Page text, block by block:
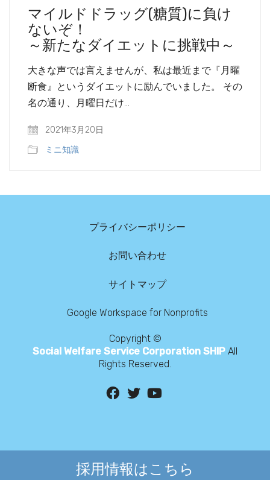
マイルドドラッグ(糖質)に負け
ないぞ！
～新たなダイエットに挑戦中～
大きな声では言えませんが、私は最近まで『月曜
断食』というダイエットに励んでいました。 その
名の通り、月曜日だけ…
2021年3月20日
ミニ知識
採用情報はこちら
プライバシーポリシー
お問い合わせ
サイトマップ
Google Workspace for Nonprofits
Copyright ©
Social Welfare Service Corporation SHIP All
Rights Reserved.